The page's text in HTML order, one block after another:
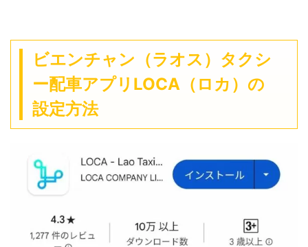
ビエンチャン（ラオス）タクシ
ー配車アプリLOCA（ロカ）の
設定方法